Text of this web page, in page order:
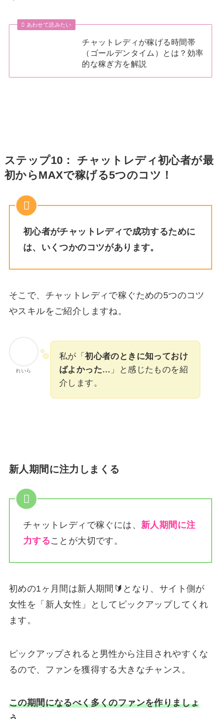
あわせて読みたい
チャットレディが稼げる時間帯
（ゴールデンタイム）とは？効率
的な稼ぎ方を解説
ステップ10： チャットレディ初心者が最
初からMAXで稼げる5つのコツ！
初心者がチャットレディで成功するために
は、いくつかのコツがあります。
そこで、チャットレディで稼ぐための5つのコツ
やスキルをご紹介しますね。
れいら
私が「初心者のときに知っておけ
ばよかった… 」と感じたものを紹
介します。
新人期間に注力しまくる
チャットレディで稼ぐには、新人期間に注
力することが大切です。
初めの1ヶ月間は新人期間🔰となり、サイト側が
女性を「新人女性」としてピックアップしてくれ
ます。
ピックアップされると男性から注目されやすくな
るので、ファンを獲得する大きなチャンス。
この期間になるべく多くのファンを作りましょ